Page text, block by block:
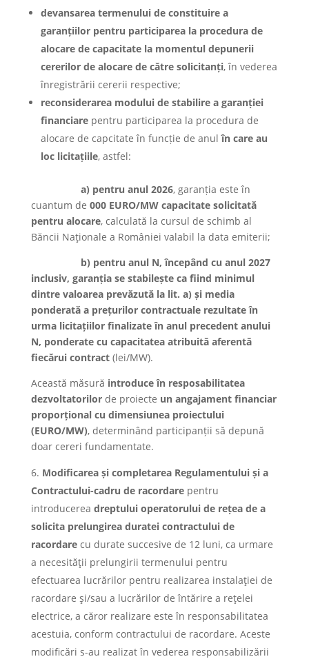
devansarea termenului de constituire a
garanțiilor pentru participarea la procedura de
alocare de capacitate la momentul depunerii
cererilor de alocare de către solicitanți, în vederea
înregistrării cererii respective;
reconsiderarea modului de stabilire a garanției
financiarepentru participarea la procedura de
alocare de capcitate în funcție de anulîn care au
loc licitațiile, astfel:
a) pentru anul 2026, garanția este în
cuantum de 000 EURO/MW capacitate solicitată
pentru alocare, calculată la cursul de schimb al
Băncii Naţionale a României valabil la data emiterii;
b) pentru anul N, începând cu anul 2027
inclusiv, garanția se stabilește ca fiind minimul
dintre valoarea prevăzută la lit. a) și media
ponderată a prețurilor contractuale rezultate în
urma licitațiilor finalizate în anul precedent anului
N, ponderate cu capacitatea atribuită aferentă
fiecărui contract(lei/MW).
Această măsură introduce în resposabilitatea
dezvoltatorilor de proiecte un angajament financiar
proporțional cu dimensiunea proiectului
(EURO/MW), determinând participanții să depună
doar cereri fundamentate.
Modificarea și completarea Regulamentului și a
Contractului-cadru de racordarepentru
introducerea dreptului operatorului de rețea de a
solicita prelungirea duratei contractului de
racordarecu durate succesive de 12 luni, ca urmare
a necesităţii prelungirii termenului pentru
efectuarea lucrărilor pentru realizarea instalaţiei de
racordare şi/sau a lucrărilor de întărire a reţelei
electrice, a căror realizare este în responsabilitatea
acestuia, conform contractului de racordare. Aceste
modificări s-au realizat în vederea responsabilizării